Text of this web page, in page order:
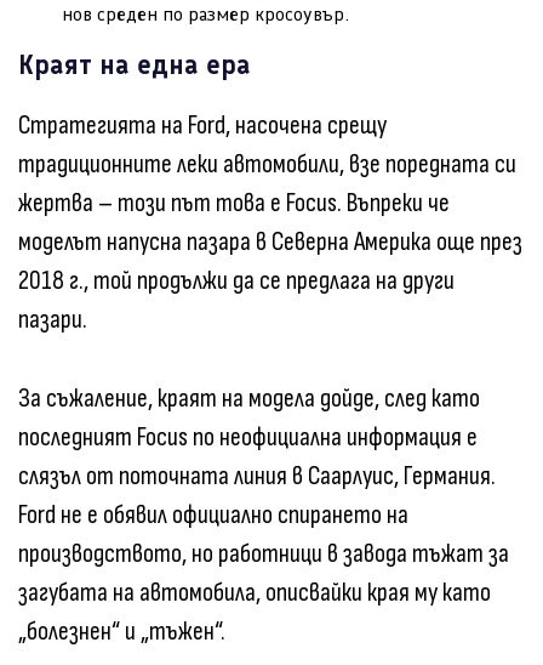
нов среден по размер кросоувър.
Краят на една ера
Стратегията на Ford, насочена срещу
традиционните леки автомобили, взе поредната си
жертва – този път това е Focus. Въпреки че
моделът напусна пазара в Северна Америка още през
2018 г., той продължи да се предлага на други
пазари.
За съжаление, краят на модела дойде, след като
последният Focus по неофициална информация е
слязъл от поточната линия в Саарлуис, Германия.
Ford не е обявил официално спирането на
производството, но работници в завода тъжат за
загубата на автомобила, описвайки края му като
„болезнен“ и „тъжен“.